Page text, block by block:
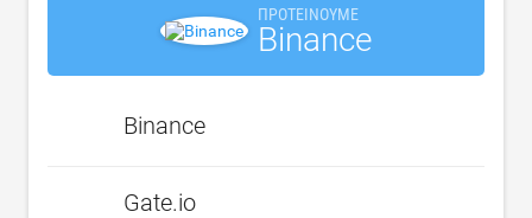
ΠΡΟΤΕΊΝΟΥΜΕ
Binance
Binance
Gate.io